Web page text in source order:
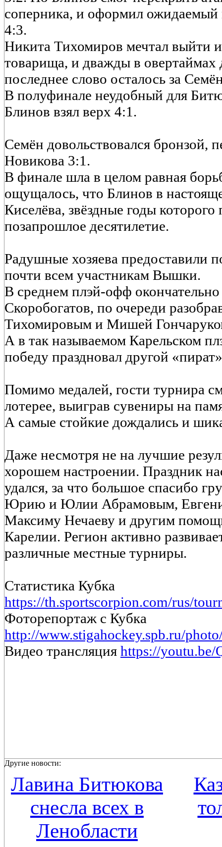
соперника, и оформил ожидаемый
4:3.
Никита Тихомиров мечтал выйти
товарища, и дважды в
последнее слово осталось за
В полуфинале неудобный для
Блинов взял верх 4:1.
Семён довольствовался бронзой,
Новикова 3:1.
В финале шла в целом равная
ощущалось, что Блинов в
Киселёва, звёздные годы
позапрошлое десятилетие.
Радушные хозяева предоставили
почти всем участникам Вышки.
В среднем плэй-офф
Скоробогатов, по очереди
Тихомировым и Мишей
А в так называемом Карельском
победу праздновал другой
Помимо медалей, гости турнира
лотерее, выиграв сувениры на
А самые стойкие дождались и
Даже несмотря не на лучшие
хорошем настроении. Праздник
удался, за что большое спасибо
Юрию и Юлии Абрамовым,
Максиму Нечаеву и другим
Карелии. Регион активно
различные местные турниры.
Статистика Кубка
https://th.sportscorpion.com/rus/
Фоторепортаж с Кубка
http://www.stigahockey.spb.ru/
Видео трансляция https://
Другие новости:
Лавина Битюкова
снесла всех в
Ленобласти